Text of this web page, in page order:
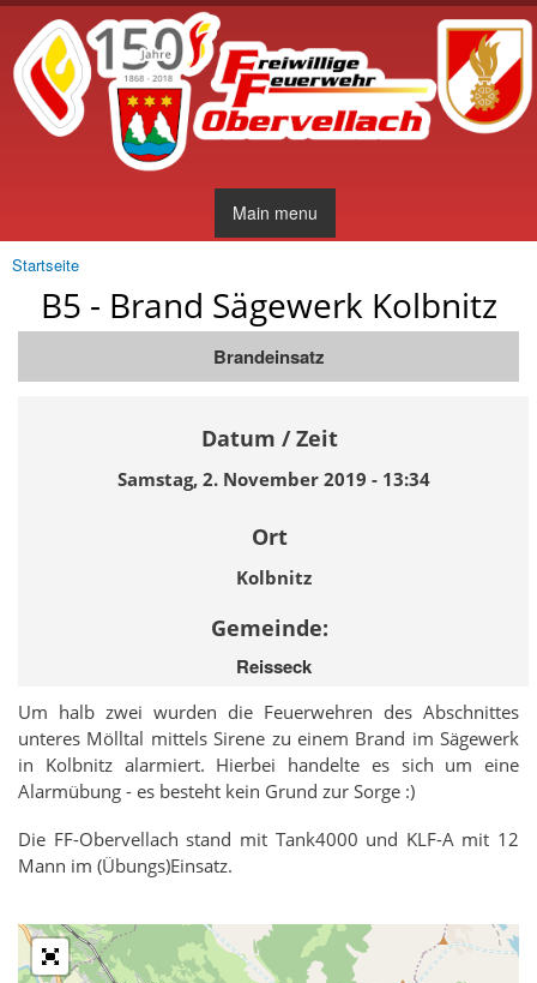
Direkt
zum
Inhalt
Main menu
Sie sind hier
Startseite
B5 - Brand Sägewerk Kolbnitz
Brandeinsatz
Datum / Zeit
Samstag, 2. November 2019 - 13:34
Ort
Kolbnitz
Gemeinde:
Reisseck
Um halb zwei wurden die Feuerwehren des Abschnittes
unteres Mölltal mittels Sirene zu einem Brand im Sägewerk
in Kolbnitz alarmiert. Hierbei handelte es sich um eine
Alarmübung - es besteht kein Grund zur Sorge :)
Die FF-Obervellach stand mit Tank4000 und KLF-A mit 12
Mann im (Übungs)Einsatz.